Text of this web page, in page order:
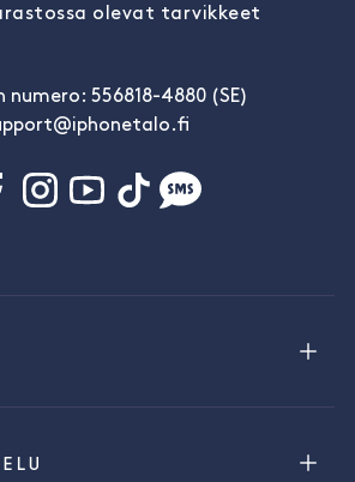
olevat tarvikkeet
numero: 556818-4880 (SE)